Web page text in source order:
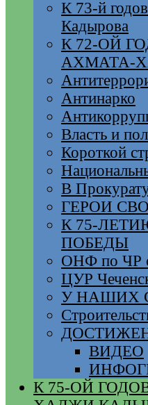
К 73-й
Кадырова
К 72-ОЙ
АХМАТА-
Антинарко
Власть и
Короткой
В
ГЕРОИ СВО
К 75-
ПОБЕДЫ
ОНФ по ЧР
ЦУР
У НАШИХ
ВИДЕО
К 75-ОЙ